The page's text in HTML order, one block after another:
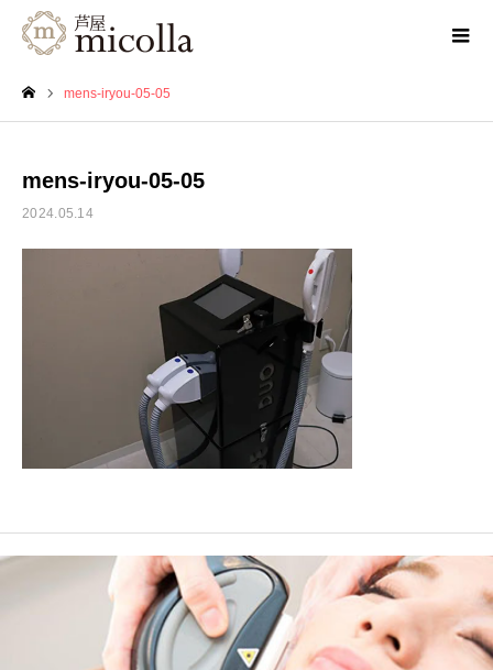
mens-iryou-05-05
mens-iryou-05-05
2024.05.14